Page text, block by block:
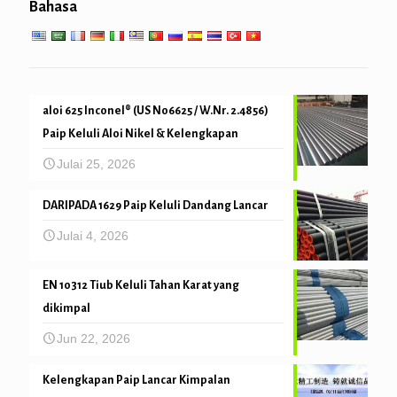
Mekanikal dan ketepatan tiub
Bahasa
aloi 625 Inconel® (US N06625 / W.Nr. 2.4856)
Paip Keluli Aloi Nikel & Kelengkapan
Julai 25, 2026
DARIPADA 1629 Paip Keluli Dandang Lancar
Julai 4, 2026
EN 10312 Tiub Keluli Tahan Karat yang
dikimpal
Jun 22, 2026
Kelengkapan Paip Lancar Kimpalan